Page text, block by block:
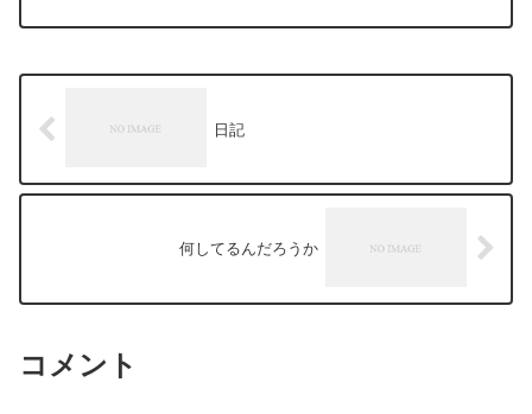
日記
何してるんだろうか
コメント